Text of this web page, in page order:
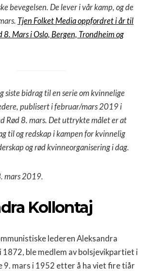
bevegelsen. De lever i vår kamp, og de
Tjen Folket Media oppfordret i år til
8. Mars i Oslo, Bergen, Trondheim og
siste bidrag til en serie om kvinnelige
publisert i februar/mars 2019 i
Rød 8. mars. Det uttrykte målet er at
til og redskap i kampen for kvinnelig
og rød kvinneorganisering i dag.
mars 2019.
Kollontaj
lederen Aleksandra
ble medlem av bolsjevikpartiet i
9. mars i 1952 etter å ha viet fire tiår